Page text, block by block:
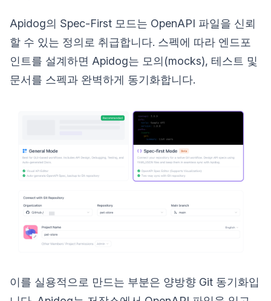
Apidog의 Spec-First 모드는 OpenAPI 파일을 신뢰
할 수 있는 정의로 취급합니다. 스펙에 따라 엔드포
인트를 설계하면 Apidog는 모의(mocks), 테스트 및
문서를 스펙과 완벽하게 동기화합니다.
이를 실용적으로 만드는 부분은 양방향 Git 동기화입